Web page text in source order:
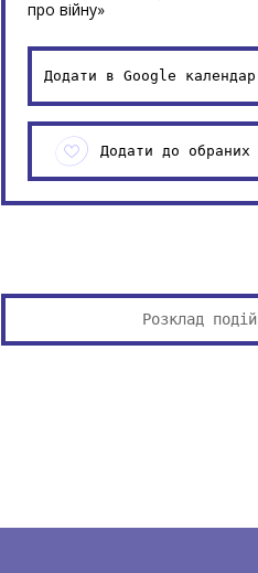
про війну»
Додати в Google календар
Додати до обраних
Розклад подій